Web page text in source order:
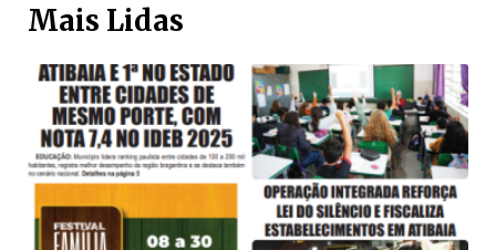
Mais Lidas